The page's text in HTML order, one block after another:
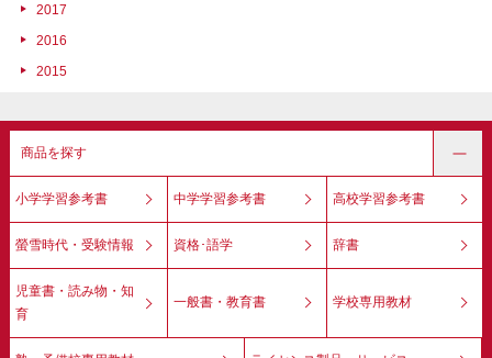
2017
2016
2015
商品を探す
小学学習参考書 中学学習参考書 高校学習参考書
螢雪時代・受験情報 資格･語学 辞書
児童書・読み物・知
育
一般書・教育書 学校専用教材